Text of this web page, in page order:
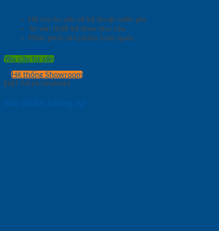
Hỗ trợ tư vấn về kỹ thuật miễn phí
Tư vấn thiết kế theo nhu cầu
Phân phối sản phẩm toàn quốc
Yêu cầu tư vấn
Hệ thống Showroom
ĐẶT MUA NHANH
Sản phẩm tương tự